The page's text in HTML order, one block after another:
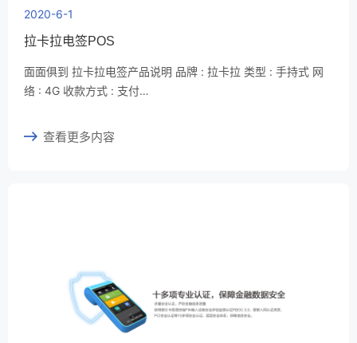
2020-6-1
拉卡拉电签POS
面面俱到 拉卡拉电签产品说明 品牌 : 拉卡拉 类型 : 手持式 网
络 : 4G 收款方式 : 支付…
查看更多内容